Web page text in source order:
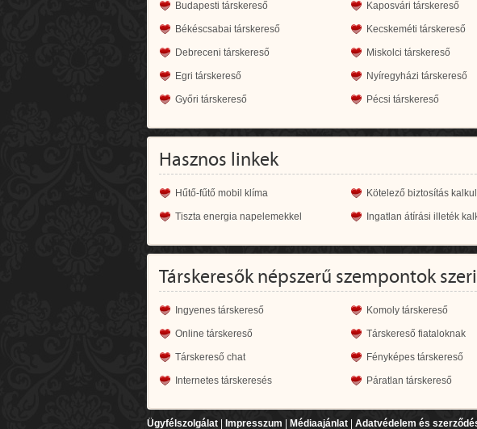
Budapesti társkereső Kaposvári társkereső
Békéscsabai társkereső Kecskeméti társkereső
Debreceni társkereső Miskolci társkereső
Egri társkereső Nyíregyházi társkereső
Győri társkereső Pécsi társkereső
Hasznos linkek
Hűtő-fűtő mobil klíma Kötelező biztosítás
Tiszta energia napelemekkel Ingatlan átírási illeték
Társkeresők népszerű szempontok
Ingyenes társkereső Komoly társkereső
Online társkereső Társkereső fiataloknak
Társkereső chat Fényképes társkereső
Internetes társkeresés Páratlan társkereső
Ügyfélszolgálat Impresszum Médiaajánlat Adatvédelem és